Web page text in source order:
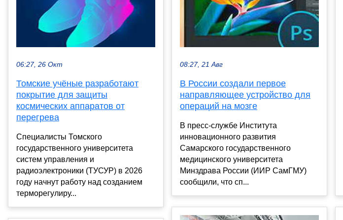
06:27, 26 Окт
Томские учёные разработают
покрытие для защиты
космических аппаратов от
перегрева
Специалисты Томского
государственного университета
систем управления и
радиоэлектроники (ТУСУР) в 2026
году начнут работу над созданием
терморегулиру...
08:27, 21 Авг
В России создали первое
направляющее устройство для
операций на мозге
В пресс-службе Института
инновационного развития
Самарского государственного
медицинского университета
Минздрава России (ИИР СамГМУ)
сообщили, что сп...